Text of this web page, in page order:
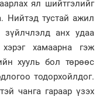
ял шийтгэлийг
Нийтэд тустай ажил
зүйлчлэлд анх удаа
хамаарна гэж
хууль бол төрөөс
тодорхойлдог.
чанга гараар үзэх